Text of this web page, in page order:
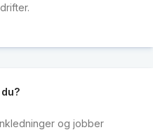
og jobber